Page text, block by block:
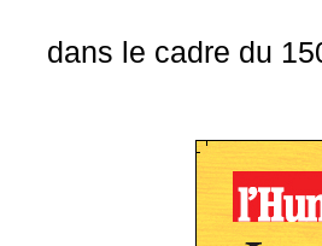
dans le cadre du